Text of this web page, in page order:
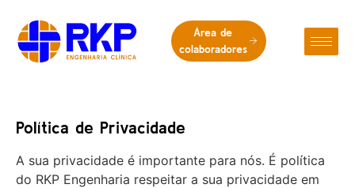
Área de
colaboradores
Privacidade
Política de Privacidade
A sua privacidade é importante para nós. É política
do RKP Engenharia respeitar a sua privacidade em